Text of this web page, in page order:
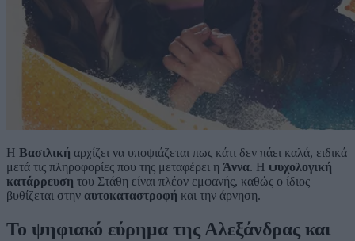
Η Βασιλική αρχίζει να υποψιάζεται πως κάτι δεν πάει καλά, ειδικά
μετά τις πληροφορίες που της μεταφέρει η Άννα. Η ψυχολογική
κατάρρευση του Στάθη είναι πλέον εμφανής, καθώς ο ίδιος
βυθίζεται στην αυτοκαταστροφή και την άρνηση.
Το ψηφιακό εύρημα της Αλεξάνδρας και